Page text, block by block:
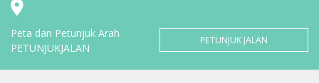
Peta dan Petunjuk Arah
PETUNJUKJALAN
PETUNJUK JALAN